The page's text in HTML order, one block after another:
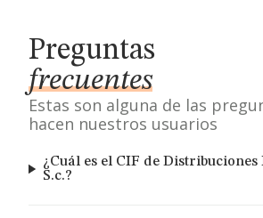
Preguntas
frecuentes
Estas son alguna de las
hacen nuestros usuarios
¿Cuál es el CIF de
S.c.?